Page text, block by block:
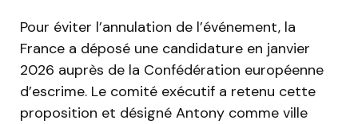
Pour éviter l’annulation de l’événement, la
France a déposé une candidature en janvier
2026 auprès de la Confédération européenne
d’escrime. Le comité exécutif a retenu cette
proposition et désigné Antony comme ville